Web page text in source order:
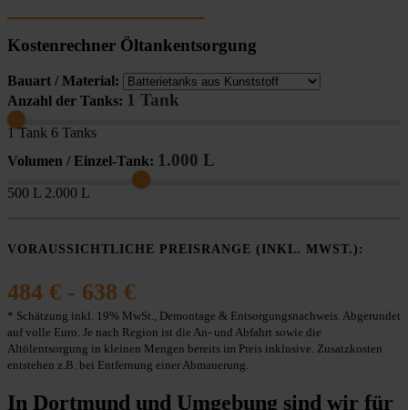
Kostenrechner Öltankentsorgung
Bauart / Material:
Anzahl der Tanks: 1 Tank
1 Tank 6 Tanks
Volumen / Einzel-Tank: 1.000 L
500 L 2.000 L
VORAUSSICHTLICHE PREISRANGE (INKL. MWST.):
484 € - 638 €
* Schätzung inkl. 19% MwSt., Demontage & Entsorgungsnachweis. Abgerundet
auf volle Euro. Je nach Region ist die An- und Abfahrt sowie die
Altölentsorgung in kleinen Mengen bereits im Preis inklusive. Zusatzkosten
entstehen z.B. bei Entfernung einer Abmauerung.
In Dortmund und Umgebung sind wir für